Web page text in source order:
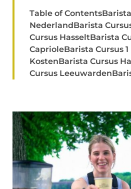
Table of
NederlandBarista
Cursus HasseltBarista
CaprioleBarista Cursus
KostenBarista Cursus
Cursus